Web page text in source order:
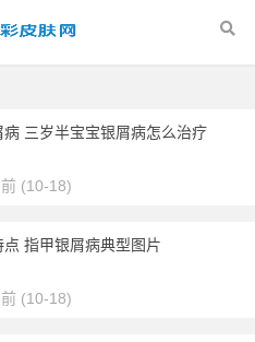
病 三岁半宝宝银屑病怎么治疗
(10-18)
指甲银屑病典型图片
(10-18)